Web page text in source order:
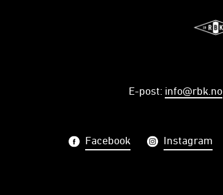
E-post: info@rbk.no
Facebook Instagram